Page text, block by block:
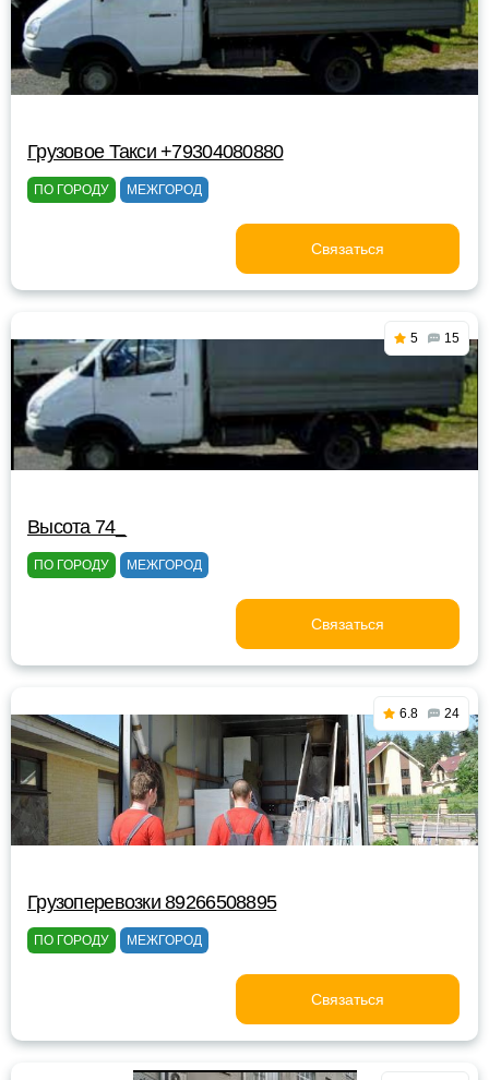
Грузовое Такси +79304080880
ПО ГОРОДУ МЕЖГОРОД
Связаться
5 15
Высота 74_
ПО ГОРОДУ МЕЖГОРОД
Связаться
6.8 24
Грузоперевозки 89266508895
ПО ГОРОДУ МЕЖГОРОД
Связаться